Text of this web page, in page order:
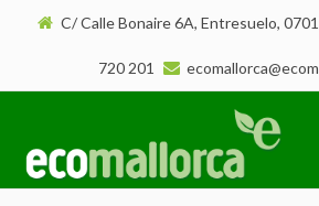
C/ Calle Bonaire 6A, Entresuelo,
720 201